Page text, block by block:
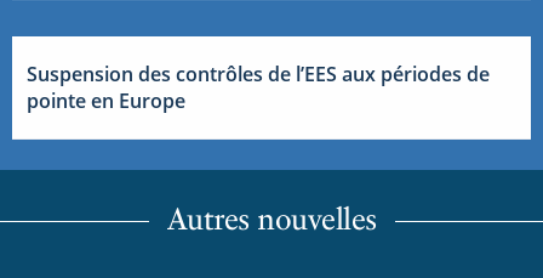
Suspension des contrôles de l’EES aux périodes de
pointe en Europe
Autres nouvelles